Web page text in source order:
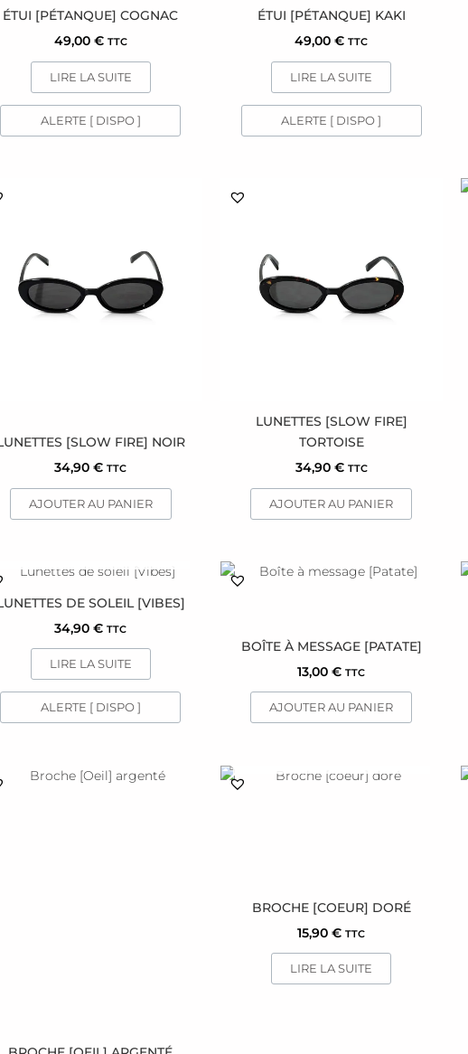
ÉTUI [PÉTANQUE] COGNAC
49,00 € TTC
LIRE LA SUITE
ALERTE [ DISPO ]
ÉTUI [PÉTANQUE] KAKI
49,00€ TTC
LIRE LA SUITE
ALERTE [ DISPO ]
[SLOW FIRE] NOIR
34,90€ TTC
AJOUTER AU PANIER
LUNETTES [SLOW FIRE]
TORTOISE
34,90 € TTC
AJOUTER AU PANIER
DE SOLEIL [VIBES]
34,90€ TTC
LIRE LA SUITE
ALERTE [ DISPO ]
BOÎTE À MESSAGE [PATATE]
13,00€ TTC
AJOUTER AU PANIER
BROCHE [COEUR] DORÉ
15,90€ TTC
LIRE LA SUITE